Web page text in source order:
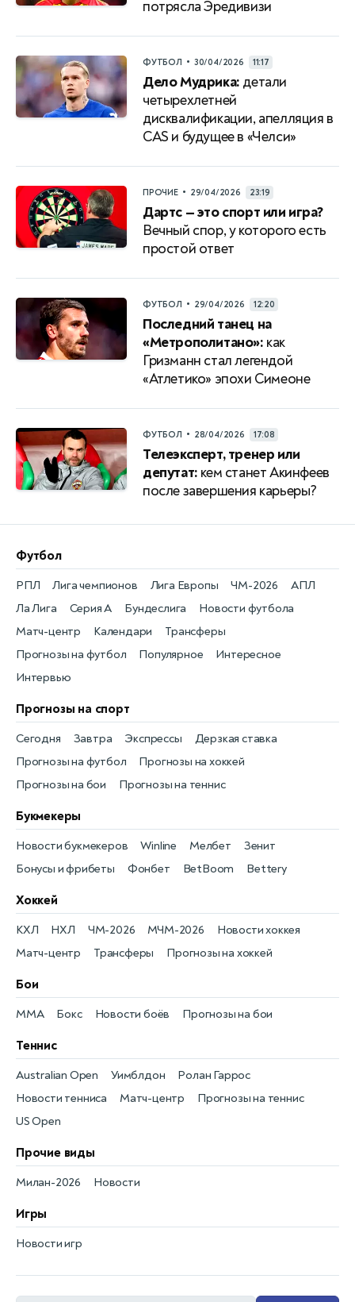
потрясла Эредивизи
ФУТБОЛ • 30/04/2026 11:17
Дело Мудрика: детали
четырехлетней
дисквалификации, апелляция в
CAS и будущее в «Челси»
ПРОЧИЕ • 29/04/2026 23:19
Дартс — это спорт или игра?
Вечный спор, у которого есть
простой ответ
ФУТБОЛ • 29/04/2026 12:20
Последний танец на
«Метрополитано»: как
Гризманн стал легендой
«Атлетико» эпохи Симеоне
ФУТБОЛ • 28/04/2026 17:08
Телеэксперт, тренер или
депутат: кем станет Акинфеев
после завершения карьеры?
Футбол
Новости футбола
РПЛ
Матч-центр
Лига чемпионов
Календари
Лига Европы
Трансферы
ЧМ-2026
Прогнозы на футбол
АПЛ
Популярное
Ла Лига
Интересное
Серия А
Интервью
Бундеслига
Прогнозы на спорт
Прогнозы на футбол
Сегодня
Прогнозы на хоккей
Завтра
Прогнозы на бои
Экспрессы
Прогнозы на теннис
Дерзкая ставка
Букмекеры
Бонусы и фрибеты
Новости букмекеров
Фонбет
Winline
BetBoom
Мелбет
Bettery
Зенит
Хоккей
Новости хоккея
КХЛ
Матч-центр
НХЛ
Трансферы
ЧМ-2026
Прогнозы на хоккей
МЧМ-2026
Бои
Новости боёв
MMA Прогнозы на бои
Бокс
Теннис
Новости тенниса
Australian Open
Матч-центр
Уимблдон
Прогнозы на теннис
Ролан Гаррос
US Open
Прочие виды
Новости
Милан-2026
Игры
Новости игр